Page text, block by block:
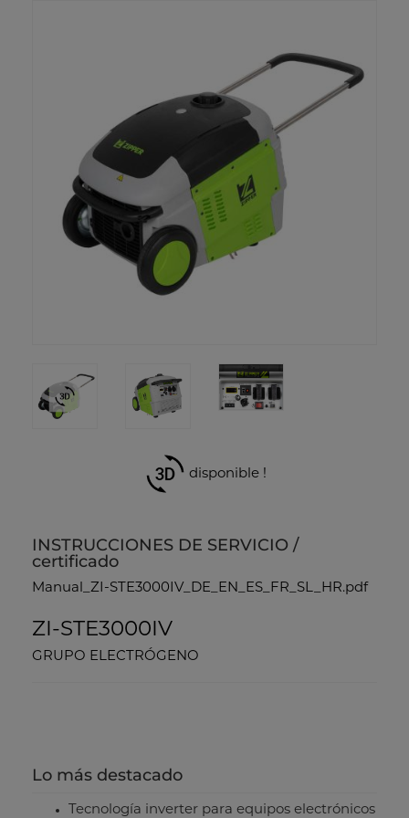
disponible !
INSTRUCCIONES DE SERVICIO /
certificado
Manual_ZI-STE3000IV_DE_EN_ES_FR_SL_HR.pdf
ZI-STE3000IV
GRUPO ELECTRÓGENO
Lo más destacado
Tecnología inverter para equipos electrónicos